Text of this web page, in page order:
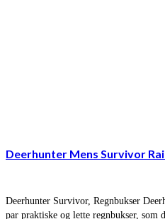
Deerhunter Mens Survivor
Deerhunter Survivor, Regnbukser
par praktiske og lette regnbukser, som